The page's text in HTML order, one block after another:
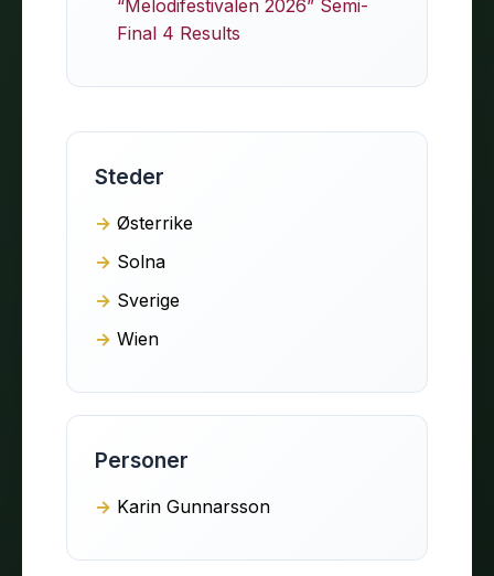
“Melodifestivalen 2026” Semi-
Final 4 Results
Steder
Østerrike
Solna
Sverige
Wien
Personer
Karin Gunnarsson